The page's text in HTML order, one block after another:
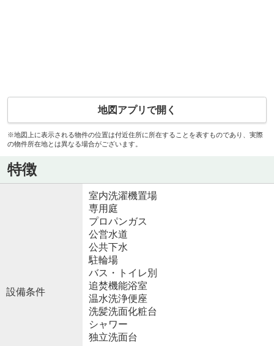
地図アプリで開く
※地図上に表示される物件の位置は付近住所に所在することを表すものであり、実際
の物件所在地とは異なる場合がございます。
特徴
設備条件
室内洗濯機置場
専用庭
プロパンガス
公営水道
公共下水
駐輪場
バス・トイレ別
追焚機能浴室
温水洗浄便座
洗髪洗面化粧台
シャワー
独立洗面台